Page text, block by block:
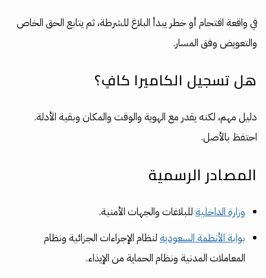
في واقعة اقتحام أو خطر يبدأ البلاغ للشرطة، ثم يتابع الحق الخاص
والتعويض وفق المسار.
هل تسجيل الكاميرا كافٍ؟
دليل مهم، لكنه يقدر مع الهوية والوقت والمكان وبقية الأدلة.
احتفظ بالأصل.
المصادر الرسمية
وزارة الداخلية للبلاغات والجهات الأمنية.
بوابة الأنظمة السعودية لنظام الإجراءات الجزائية ونظام
المعاملات المدنية ونظام الحماية من الإيذاء.